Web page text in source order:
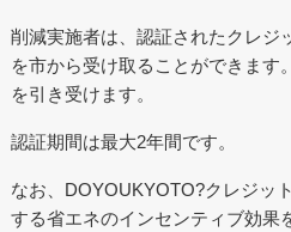
削減実施者は、認証されたクレジ
を市から受け取ることができます
を引き受けます。
認証期間は最大2年間です。
なお、DOYOUKYOTO?クレジッ
する省エネのインセンティブ効果